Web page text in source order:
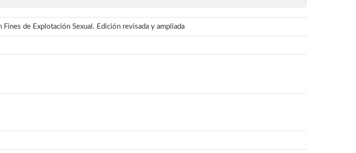
de Explotación Sexual. Edición revisada y ampliada